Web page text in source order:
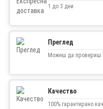
1 до 3 дни
Преглед
Можеш да провериш
Качество
100% гарантирано